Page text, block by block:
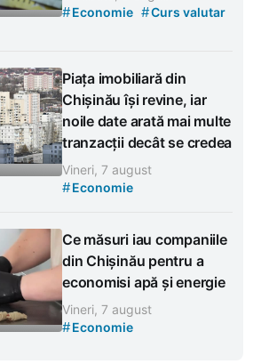
#Economie #Curs valutar
Piața imobiliară din
Chișinău își revine, iar
noile date arată mai multe
tranzacții decât se credea
Vineri, 7 august
#Economie
Ce măsuri iau companiile
din Chișinău pentru a
economisi apă și energie
Vineri, 7 august
#Economie